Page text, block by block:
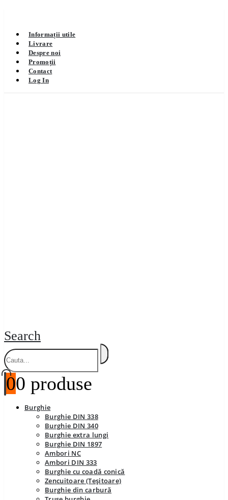
Informații utile
Livrare
Despre noi
Promoții
Contact
Log In
Search
00 produse
Burghie
Burghie DIN 338
Burghie DIN 340
Burghie extra lungi
Burghie DIN 1897
Ambori NC
Ambori DIN 333
Burghie cu coadă conică
Zencuitoare (Teșitoare)
Burghie din carbură